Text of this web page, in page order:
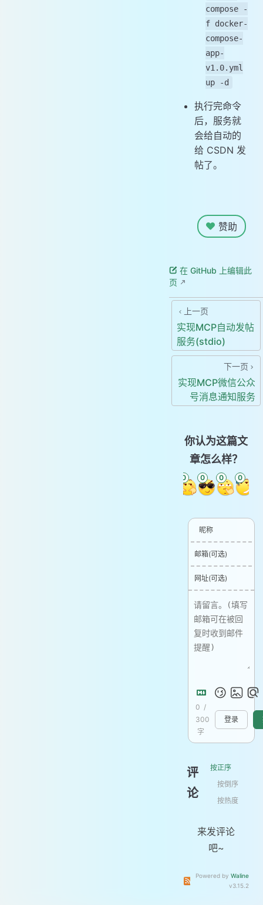
compose -
f docker-
compose-
app-
v1.0.yml
up -d
执行完命令
后，服务就
会给自动的
给 CSDN 发
帖了。
赞助
在 GitHub 上编辑此
页
上一页
实现MCP自动发帖
服务(stdio)
下一页
实现MCP微信公众
号消息通知服务
你认为这篇文
章怎么样？
0 0 0 0
昵称
邮箱(可选)
网址(可选)
0 /
300
字
登录
评
论
按正序
按倒序
按热度
来发评论
吧~
订阅本文评论
Powered by Waline
v3.15.2